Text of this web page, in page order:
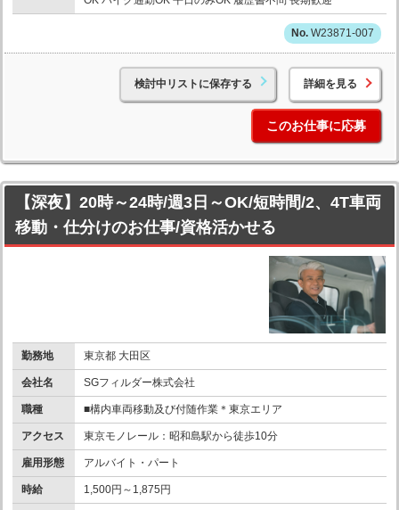
W23871-007
検討中リストに保存する 詳細を見る
このお仕事に応募
【深夜】20時～24時/週3日～OK/短時間/2、4T車両
移動・仕分けのお仕事/資格活かせる
勤務地 東京都 大田区
会社名 SGフィルダー株式会社
職種 ■構内車両移動及び付随作業＊東京エリア
アクセス 東京モノレール：昭和島駅から徒歩10分
雇用形態 アルバイト・パート
時給 1,500円～1,875円